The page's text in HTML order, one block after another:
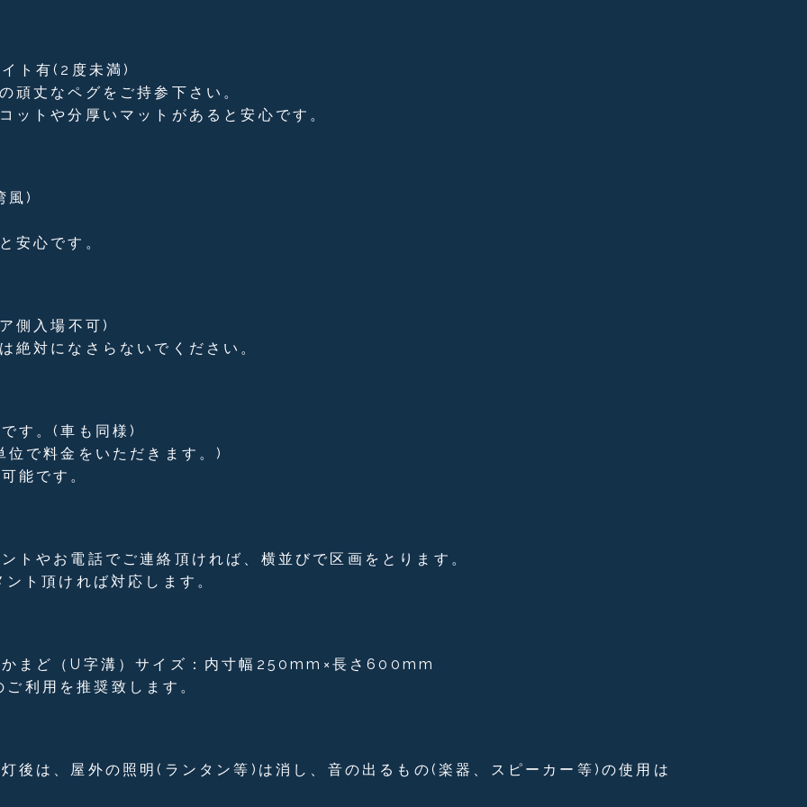
ト有(2度未満)
頑丈なペグをご持参下さい。
トや分厚いマットがあると安心です。
風)
安心です。
側入場不可)
絶対になさらないでください。
す。(車も同様)
で料金をいただきます。)
能です。
トやお電話でご連絡頂ければ、横並びで区画をとります。
ト頂ければ対応します。
まど（U字溝）サイズ：内寸幅250mm×長さ600mm
利用を推奨致します。
後は、屋外の照明(ランタン等)は消し、⾳の出るもの(楽器、スピーカー等)の使用は